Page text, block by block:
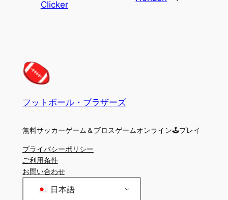
Clicker
フットボール・ブラザーズ
無料サッカーゲーム＆ブロスゲームオンライン🕹プレイ
プライバシーポリシー
ご利用条件
お問い合わせ
日本語